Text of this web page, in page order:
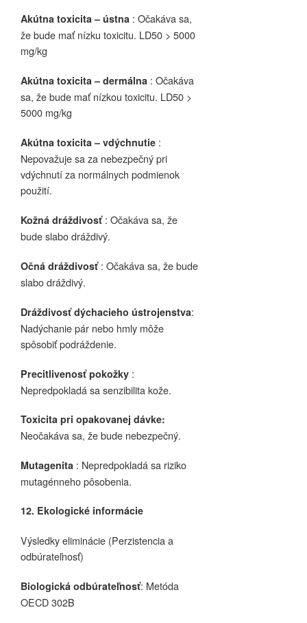
Akútna toxicita – ústna : Očakáva sa,
že bude mať nízku toxicitu. LD50 > 5000
mg/kg
Akútna toxicita – dermálna : Očakáva
sa, že bude mať nízkou toxicitu. LD50 >
5000 mg/kg
Akútna toxicita – vdýchnutie :
Nepovažuje sa za nebezpečný pri
vdýchnutí za normálnych podmienok
použití.
Kožná dráždivosť : Očakáva sa, že
bude slabo dráždivý.
Očná dráždivosť : Očakáva sa, že bude
slabo dráždivý.
Dráždivosť dýchacieho ústrojenstva:
Nadýchanie pár nebo hmly môže
spôsobiť podráždenie.
Precitlivenosť pokožky :
Nepredpokladá sa senzibilita kože.
Toxicita pri opakovanej dávke:
Neočakáva sa, že bude nebezpečný.
Mutagenita : Nepredpokladá sa riziko
mutagénneho pôsobenia.
12. Ekologické informácie
Výsledky eliminácie (Perzistencia a
odbúrateľnosť)
Biologická odbúrateľnosť: Metóda
OECD 302B